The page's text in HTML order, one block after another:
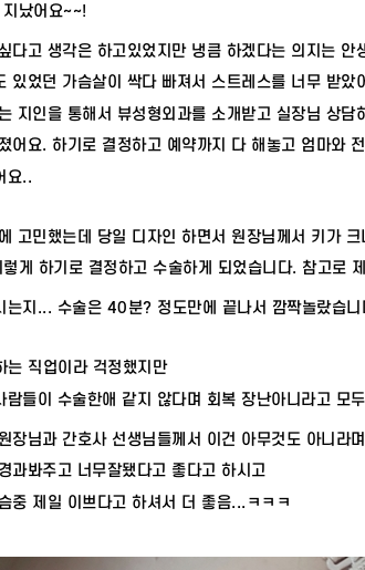
났어요~~!
다고 생각은 하고있었지만 냉큼 하겠다는 의지는
있었던 가슴살이 싹다 빠져서 스트레스를 너무 받았
지인을 통해서 뷰성형외과를 소개받고 실장님 상담
어요. 하기로 결정하고 예약까지 다 해놓고 엄마와
요..
고민했는데 당일 디자인 하면서 원장님께서 키가
게 하기로 결정하고 수술하게 되었습니다. 참고로
는지... 수술은 40분? 정도만에 끝나서 깜짝놀랐습니
는 직업이라 걱정했지만
들이 수술한애 같지 않다며 회복 장난아니라고 모
장님과 간호사 선생님들께서 이건 아무것도 아니라
과봐주고 너무잘됐다고 좋다고 하시고
중 제일 이쁘다고 하셔서 더 좋음...ㅋㅋㅋ